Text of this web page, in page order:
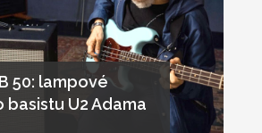
50: lampové
U2 Adama